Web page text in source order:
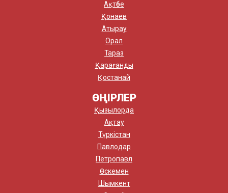
Ақтөбе
Қонаев
Атырау
Орал
Тараз
Қарағанды
Қостанай
ӨҢІРЛЕР
Қызылорда
Ақтау
Түркістан
Павлодар
Петропавл
Өскемен
Шымкент